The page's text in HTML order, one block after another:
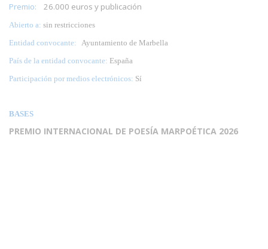
Premio: 26.000 euros y publicación
Abierto a: sin restricciones
Entidad convocante:
Ayuntamiento de Marbella
País de la entidad convocante: España
Participación por medios electrónicos: Sí
BASES
PREMIO INTERNACIONAL DE POESÍA MARPOÉTICA 2026